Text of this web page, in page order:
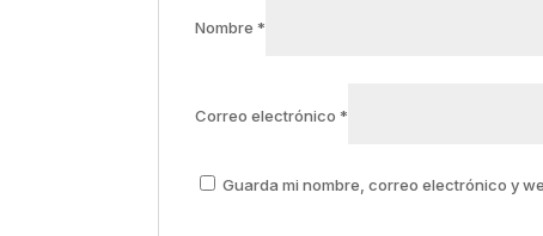
Nombre *
Correo electrónico *
Guarda mi nombre, correo electrónico y